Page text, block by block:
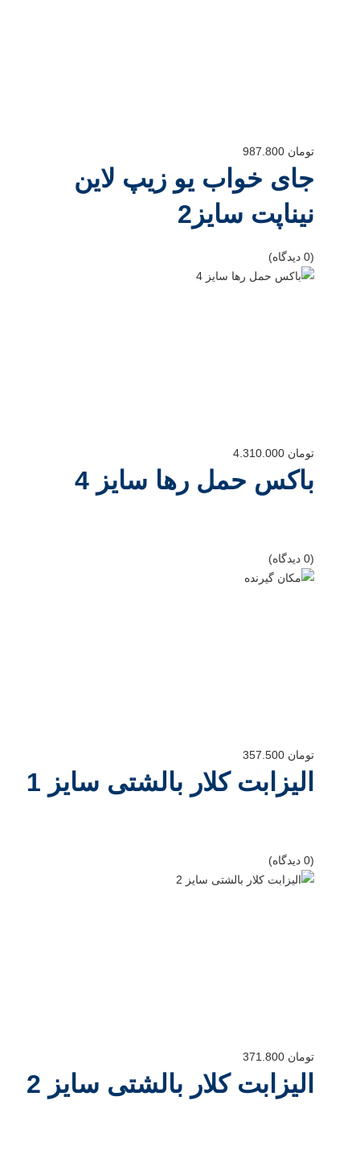
تومان
جای خواب یو زیپ لاین
نیناپت سایز2
(0 دیدگاه)
تومان
باکس حمل رها سایز 4
(0 دیدگاه)
تومان
الیزابت کلار بالشتی سایز 1
(0 دیدگاه)
تومان
الیزابت کلار بالشتی سایز 2